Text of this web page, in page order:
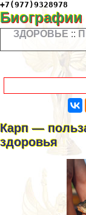
+7(977)9328978
ЗДОРОВЬЕ ::
Карп —
здоровья